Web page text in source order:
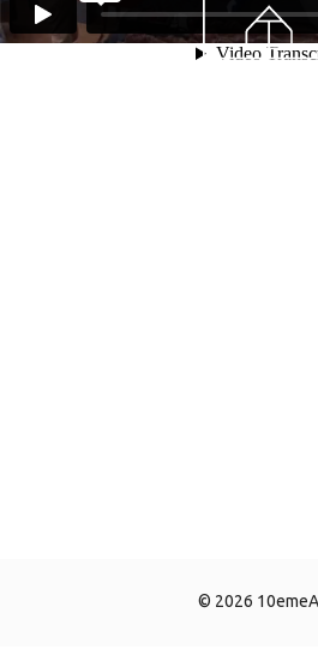
© 2026